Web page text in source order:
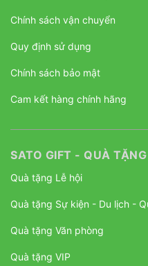
Chính sách vận chuyển
Quy định sử dụng
Chính sách bảo mật
Cam kết hàng chính hãng
SATO GIFT - QUÀ
Quà tặng Lễ hội
Quà tặng Sự kiện - Du lịch -
Quà tặng Văn phòng
Quà tặng VIP